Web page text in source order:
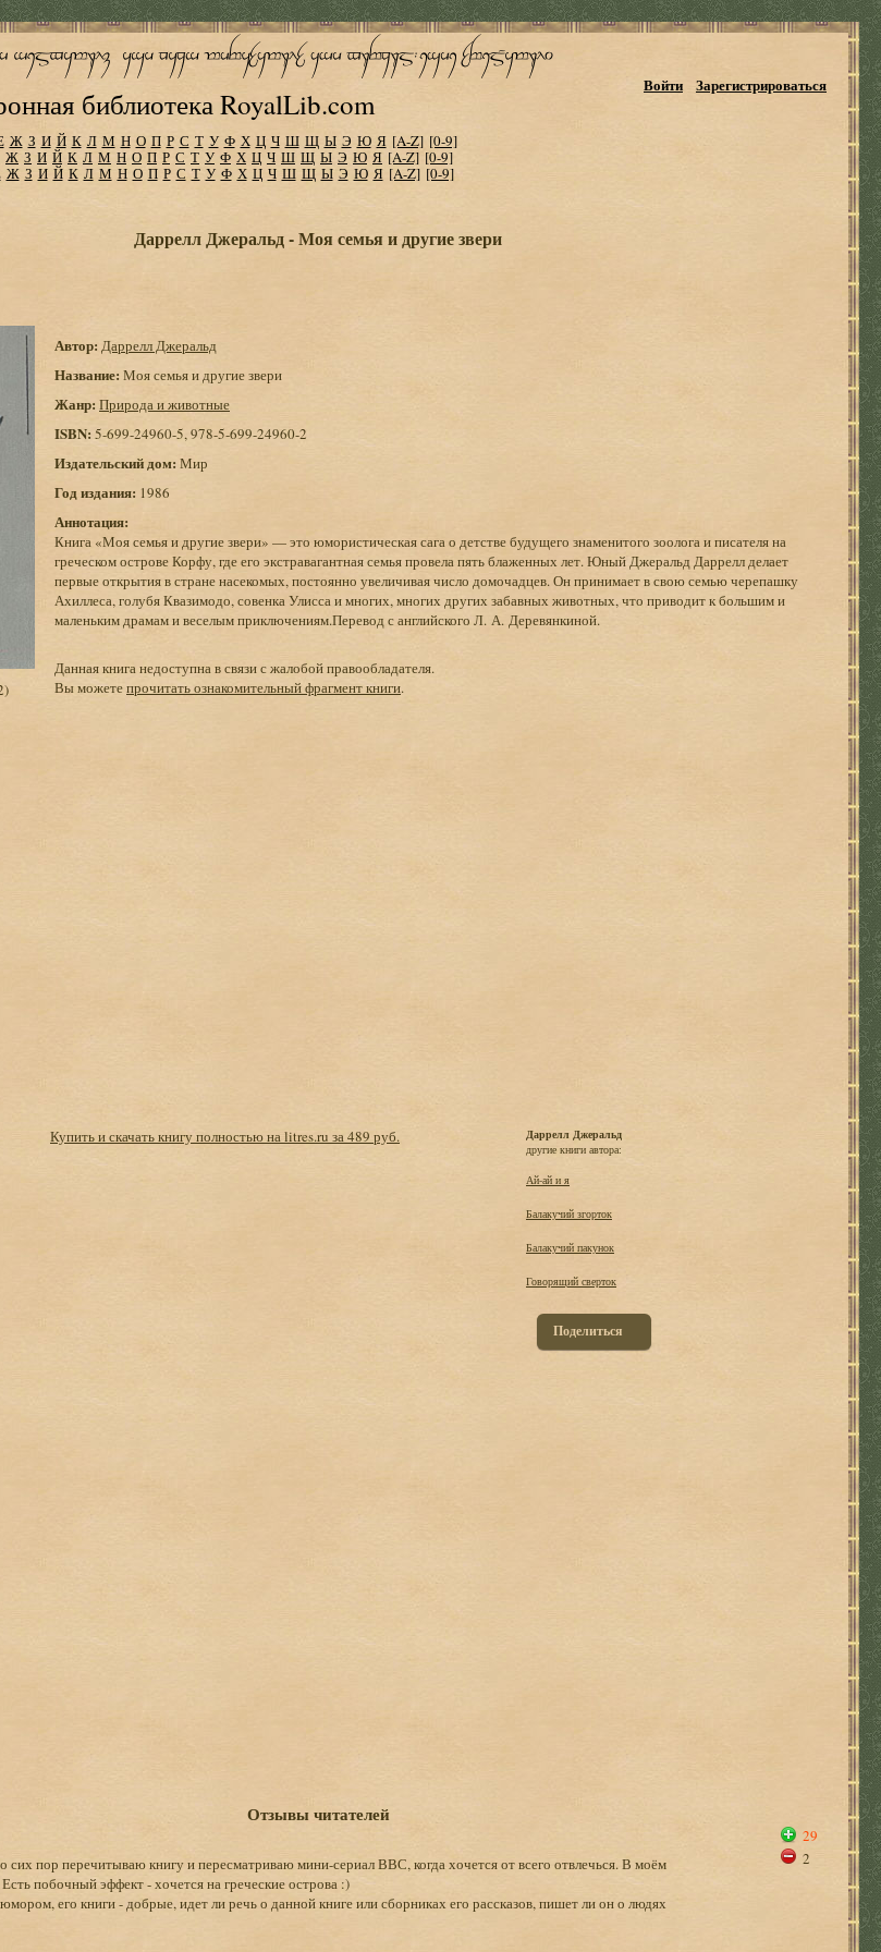
библиотека RoyalLib.com
Войти Зарегистрироваться
Ж З И Й К Л М Н О П Р С Т У Ф Х Ц Ч Ш Щ Ы Э Ю Я [A-Z] [0-9]
Ж З И Й К Л М Н О П Р С Т У Ф Х Ц Ч Ш Щ Ы Э Ю Я [A-Z] [0-9]
Ж З И Й К Л М Н О П Р С Т У Ф Х Ц Ч Ш Щ Ы Э Ю Я [A-Z] [0-9]
Даррелл Джеральд - Моя семья и другие звери
Автор: Даррелл Джеральд
Название: Моя семья и другие звери
Жанр: Природа и животные
ISBN: 5-699-24960-5, 978-5-699-24960-2
Издательский дом: Мир
Год издания: 1986
Аннотация:
Книга «Моя семья и другие звери» — это юмористическая сага о детстве будущего знаменитого зоолога и писателя на
греческом острове Корфу, где его экстравагантная семья провела пять блаженных лет. Юный Джеральд Даррелл делает
первые открытия в стране насекомых, постоянно увеличивая число домочадцев. Он принимает в свою семью черепашку
Ахиллеса, голубя Квазимодо, совенка Улисса и многих, многих других забавных животных, что приводит к большим и
маленьким драмам и веселым приключениям.Перевод с английского Л. А. Деревянкиной.
Данная книга недоступна в связи с жалобой правообладателя.
Вы можетепрочитать ознакомительный фрагмент книги.
Купить и скачать книгу полностью на litres.ru за 489 руб.
Даррелл Джеральд
другие книги автора:
Ай-ай и я
Балакучий згорток
Балакучий пакунок
Говорящий сверток
Поделиться
Отзывы читателей
сих пор перечитываю книгу и пересматриваю мини-сериал ВВС, когда хочется от всего отвлечься. В моём
побочный эффект - хочется на греческие острова :)
его книги - добрые, идет ли речь о данной книге или сборниках его рассказов, пишет ли он о людях
29
2